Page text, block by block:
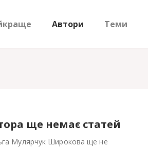
Автори Теми
ще немає статей
Мулярчук Широкова ще не